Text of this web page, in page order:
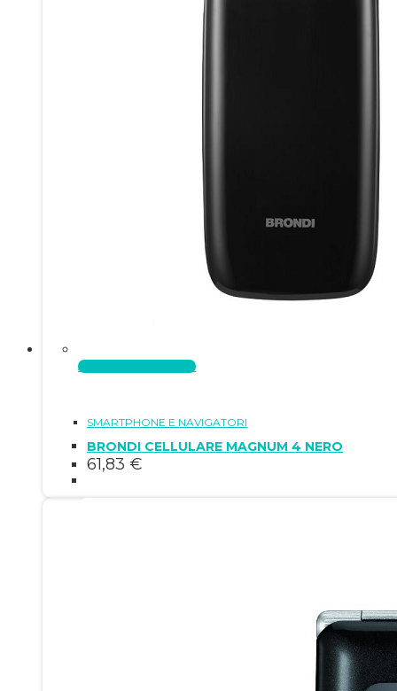
Aggiungi al carrello
SMARTPHONE E NAVIGATORI
BRONDI CELLULARE MAGNUM 4 NERO
61,83 €